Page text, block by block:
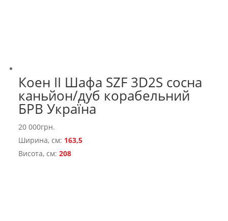
Коен II Шафа SZF 3D2S сосна
каньйон/дуб корабельний
БРВ Україна
20 000грн.
Ширина, см: 163,5
Висота, см:208